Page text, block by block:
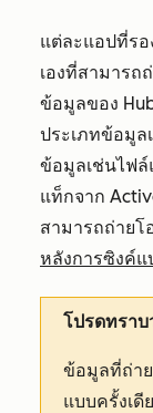
แต่ละแอปที่ร
เองที่สามารถ
ข้อมูลของ
ประเภทข้อมูล
ข้อมูลเช่นไฟล์
แท็กจาก
สามารถถ่ายโ
หลังการซิงค์แ
โปรดทราบ
ข้อมูลที่ถ่า
แบบครั้งเดี